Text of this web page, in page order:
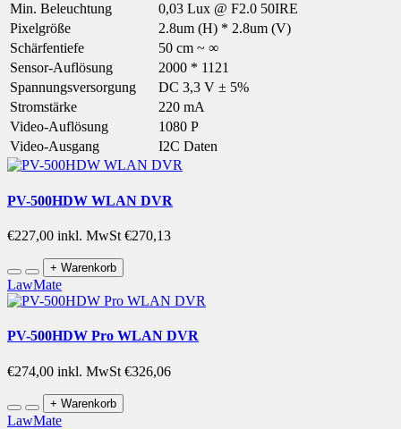
Min. Beleuchtung
0,03 Lux @ F2.0 50IRE
Pixelgröße
2.8um (H) * 2.8um (V)
Schärfentiefe
50 cm ~ ∞
Sensor-Auflösung
2000 * 1121
Spannungsversorgung
DC 3,3 V ± 5%
Stromstärke
220 mA
Video-Auflösung
1080 P
Video-Ausgang
I2C Daten
PV-500HDW WLAN DVR
€227,00 inkl. MwSt €270,13
+ Warenkorb
LawMate
PV-500HDW Pro WLAN DVR
€274,00 inkl. MwSt €326,06
+ Warenkorb
LawMate